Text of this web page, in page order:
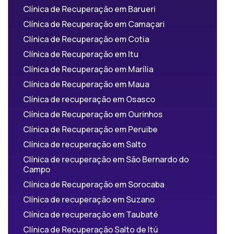
Clínica de Recuperação em Barueri
Clínica de Recuperação em Camaçari
Clínica de Recuperação em Cotia
Clínica de Recuperação em Itu
Clínica de Recuperação em Marília
Clínica de Recuperação em Maua
Clínica de recuperação em Osasco
Clínica de Recuperação em Ourinhos
Clínica de Recuperação em Peruibe
Clínica de recuperação em Salto
Clínica de recuperação em São Bernardo do
Campo
Clínica de Recuperação em Sorocaba
Clínica de recuperação em Suzano
Clínica de recuperação em Taubaté
Clínica de Recuperação Salto de Itú